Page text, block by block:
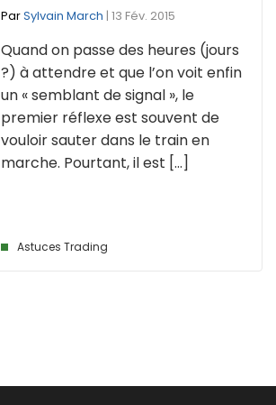
ParSylvain March | 13 Fév. 2015
Quand on passe des heures (jours
?) à attendre et que l’on voit enfin
un « semblant de signal », le
premier réflexe est souvent de
vouloir sauter dans le train en
marche. Pourtant, il est [...]
Astuces Trading